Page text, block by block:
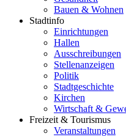
Bauen & Wohnen
Stadtinfo
Einrichtungen
Hallen
Ausschreibungen
Stellenanzeigen
Politik
Stadtgeschichte
Kirchen
Wirtschaft &
Freizeit & Tourismus
Veranstaltungen